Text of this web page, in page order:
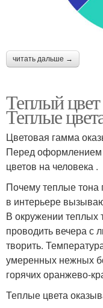
читать дальше →
Теплый цвет
Теплые
Цветовая гамма
Перед оформлением
цветов на человека .
Почему теплые тона
в интерьере
В окружении теплых
проводить вечера
творить.
умеренных нежных
горячих оранжево-
Теплые цвета